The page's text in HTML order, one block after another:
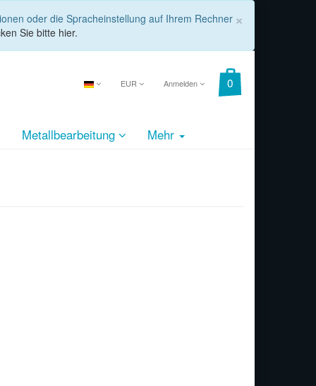
×
oder die Spracheinstellung auf Ihrem Rechner
Sie bitte hier.
EUR Anmelden
Metallbearbeitung Mehr